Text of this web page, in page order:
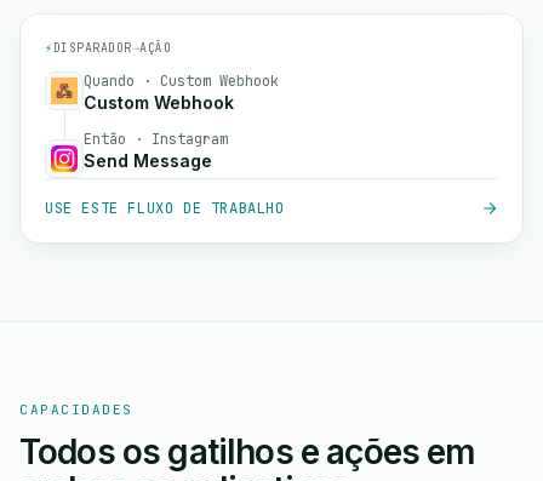
⚡ DISPARADOR→AÇÃO
Quando · Custom Webhook
Custom Webhook
Então · Instagram
Send Message
USE ESTE FLUXO DE TRABALHO
CAPACIDADES
Todos os gatilhos e ações em